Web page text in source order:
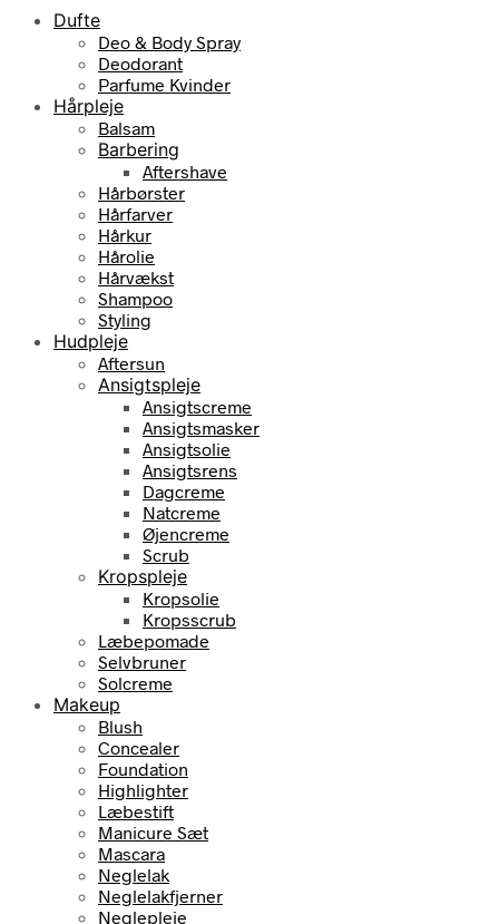
Dufte
Deo & Body Spray
Deodorant
Parfume Kvinder
Hårpleje
Balsam
Barbering
Aftershave
Hårbørster
Hårfarver
Hårkur
Hårolie
Hårvækst
Shampoo
Styling
Hudpleje
Aftersun
Ansigtspleje
Ansigtscreme
Ansigtsmasker
Ansigtsolie
Ansigtsrens
Dagcreme
Natcreme
Øjencreme
Scrub
Kropspleje
Kropsolie
Kropsscrub
Læbepomade
Selvbruner
Solcreme
Makeup
Blush
Concealer
Foundation
Highlighter
Læbestift
Manicure Sæt
Mascara
Neglelak
Neglelakfjerner
Neglepleje